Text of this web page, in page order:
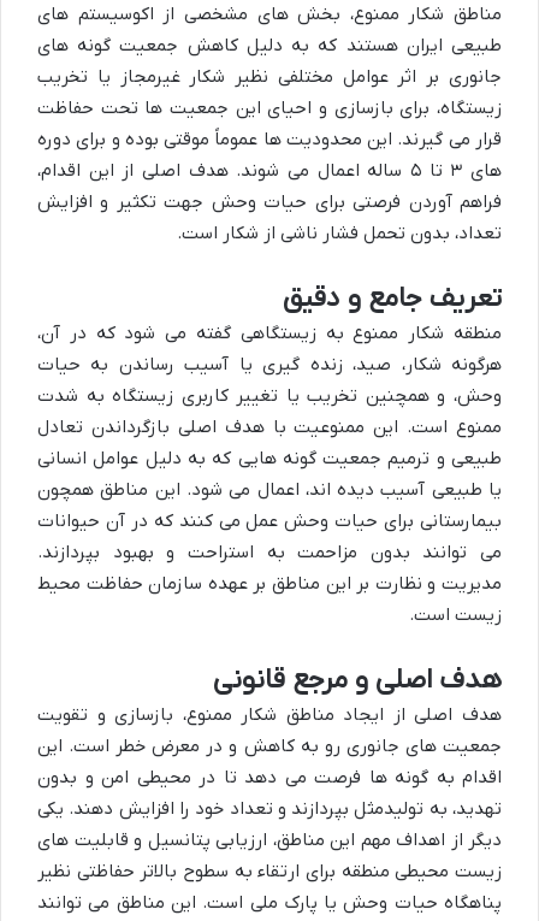
مناطق شکار ممنوع، بخش های مشخصی از اکوسیستم های
طبیعی ایران هستند که به دلیل کاهش جمعیت گونه های
جانوری بر اثر عوامل مختلفی نظیر شکار غیرمجاز یا تخریب
زیستگاه، برای بازسازی و احیای این جمعیت ها تحت حفاظت
قرار می گیرند. این محدودیت ها عموماً موقتی بوده و برای دوره
های ۳ تا ۵ ساله اعمال می شوند. هدف اصلی از این اقدام،
فراهم آوردن فرصتی برای حیات وحش جهت تکثیر و افزایش
تعداد، بدون تحمل فشار ناشی از شکار است.
تعریف جامع و دقیق
منطقه شکار ممنوع به زیستگاهی گفته می شود که در آن،
هرگونه شکار، صید، زنده گیری یا آسیب رساندن به حیات
وحش، و همچنین تخریب یا تغییر کاربری زیستگاه به شدت
ممنوع است. این ممنوعیت با هدف اصلی بازگرداندن تعادل
طبیعی و ترمیم جمعیت گونه هایی که به دلیل عوامل انسانی
یا طبیعی آسیب دیده اند، اعمال می شود. این مناطق همچون
بیمارستانی برای حیات وحش عمل می کنند که در آن حیوانات
می توانند بدون مزاحمت به استراحت و بهبود بپردازند.
مدیریت و نظارت بر این مناطق بر عهده سازمان حفاظت محیط
زیست است.
هدف اصلی و مرجع قانونی
هدف اصلی از ایجاد مناطق شکار ممنوع، بازسازی و تقویت
جمعیت های جانوری رو به کاهش و در معرض خطر است. این
اقدام به گونه ها فرصت می دهد تا در محیطی امن و بدون
تهدید، به تولیدمثل بپردازند و تعداد خود را افزایش دهند. یکی
دیگر از اهداف مهم این مناطق، ارزیابی پتانسیل و قابلیت های
زیست محیطی منطقه برای ارتقاء به سطوح بالاتر حفاظتی نظیر
پناهگاه حیات وحش یا پارک ملی است. این مناطق می توانند